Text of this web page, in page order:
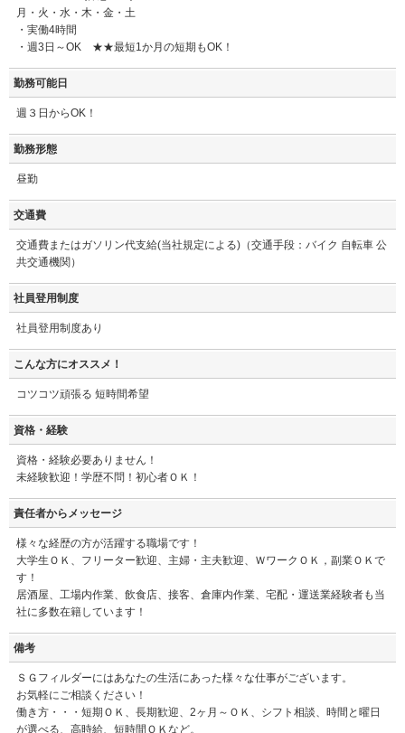
月・火・水・木・金・土
・実働4時間
・週3日～OK ★★最短1か月の短期もOK！
勤務可能日
週３日からOK！
勤務形態
昼勤
交通費
交通費またはガソリン代支給(当社規定による)（交通手段：バイク 自転車 公
共交通機関）
社員登用制度
社員登用制度あり
こんな方にオススメ！
コツコツ頑張る 短時間希望
資格・経験
資格・経験必要ありません！
未経験歓迎！学歴不問！初心者ＯＫ！
責任者からメッセージ
様々な経歴の方が活躍する職場です！
大学生ＯＫ、フリーター歓迎、主婦・主夫歓迎、ＷワークＯＫ，副業ＯＫで
す！
居酒屋、工場内作業、飲食店、接客、倉庫内作業、宅配・運送業経験者も当
社に多数在籍しています！
備考
ＳＧフィルダーにはあなたの生活にあった様々な仕事がございます。
お気軽にご相談ください！
働き方・・・短期ＯＫ、長期歓迎、2ヶ月～ＯＫ、シフト相談、時間と曜日
が選べる、高時給、短時間ＯＫなど。